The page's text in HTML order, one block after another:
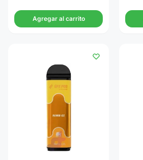
Agregar al carrito